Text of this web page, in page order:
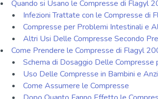
Quando si Usano le Compresse di Flagyl
Infezioni Trattate con le Compresse di
Compresse per Problemi Intestinali e
Altri Usi Delle Compresse Secondo
Come Prendere le Compresse di Flagyl
Schema di Dosaggio Delle Compresse
Uso Delle Compresse in Bambini e
Come Assumere le Compresse